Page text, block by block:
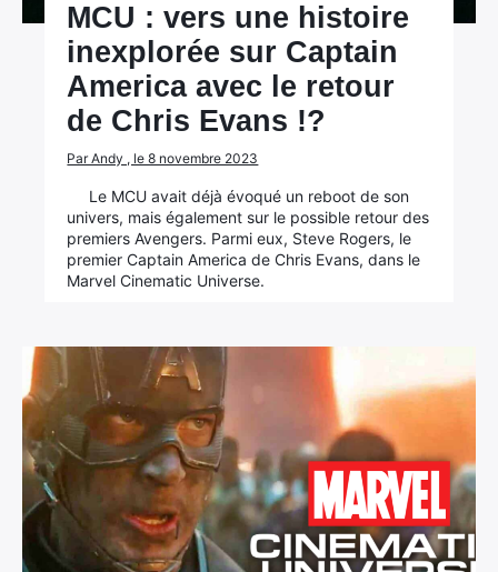
MCU : vers une histoire
inexplorée sur Captain
America avec le retour
de Chris Evans !?
Par Andy , le 8 novembre 2023
Le MCU avait déjà évoqué un reboot de son
univers, mais également sur le possible retour des
premiers Avengers. Parmi eux, Steve Rogers, le
premier Captain America de Chris Evans, dans le
Marvel Cinematic Universe.